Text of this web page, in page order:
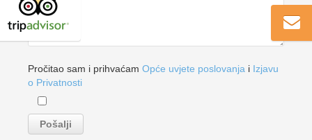
Pročitao sam i prihvaćam Opće uvjete poslovanja i Izjavu
o Privatnosti